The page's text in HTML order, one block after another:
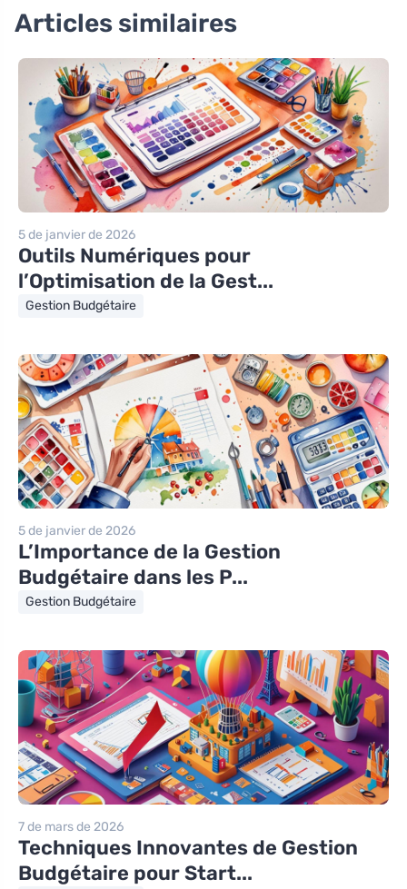
Articles similaires
5 de janvier de 2026
Outils Numériques pour
l’Optimisation de la Gest...
Gestion Budgétaire
5 de janvier de 2026
L’Importance de la Gestion
Budgétaire dans les P...
Gestion Budgétaire
7 de mars de 2026
Techniques Innovantes de Gestion
Budgétaire pour Start...